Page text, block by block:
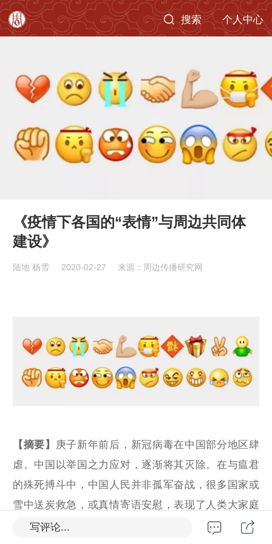
搜索 个人中心
《疫情下各国的“表情”与周边共同体
建设》
陆地 杨雪 2020-02-27 来源：周边传播研究网
【摘要】
庚子新年前后，新冠病毒在中国部分地区肆
虐。中国以举国之力应对，逐渐将其灭除。在与瘟君
的殊死搏斗中，中国人民并非孤军奋战，很多国家或
雪中送炭救急，或真情寄语安慰，表现了人类大家庭
应有的相互关爱、相互支持。但是，也有极少数国家
写评论...